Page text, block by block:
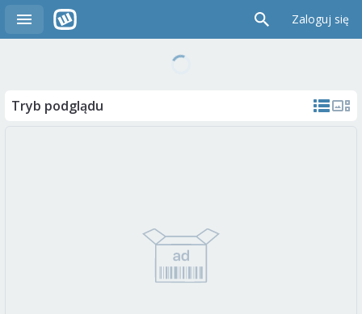
Zaloguj się
Tryb podglądu